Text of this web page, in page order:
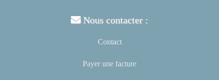
Nous contacter :
Contact
Payer une facture